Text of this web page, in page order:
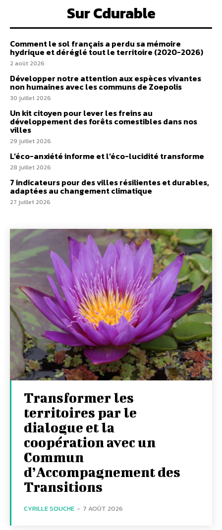
Sur Cdurable
Comment le sol français a perdu sa mémoire
hydrique et déréglé tout le territoire (2020-2026)
2 août 2026
Développer notre attention aux espèces vivantes
non humaines avec les communs de Zoepolis
30 juillet 2026
Un kit citoyen pour lever les freins au
développement des forêts comestibles dans nos
villes
29 juillet 2026
L’éco-anxiété informe et l’éco-lucidité transforme
28 juillet 2026
7 indicateurs pour des villes résilientes et durables,
adaptées au changement climatique
27 juillet 2026
Transformer les
territoires par le
dialogue et la
coopération avec un
Commun
d’Accompagnement des
Transitions
CYRILLE SOUCHE - 7 AOÛT 2026